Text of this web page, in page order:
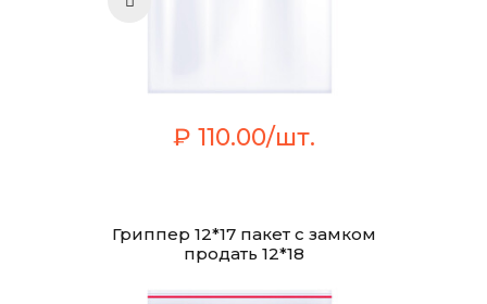
₽ 110.00/шт.
Гриппер 12*17 пакет с замком
продать 12*18